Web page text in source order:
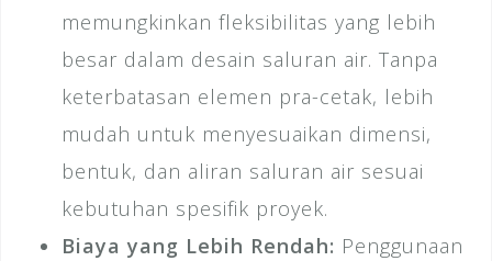
memungkinkan fleksibilitas yang lebih
besar dalam desain saluran air. Tanpa
keterbatasan elemen pra-cetak, lebih
mudah untuk menyesuaikan dimensi,
bentuk, dan aliran saluran air sesuai
kebutuhan spesifik proyek.
Biaya yang Lebih Rendah: Penggunaan